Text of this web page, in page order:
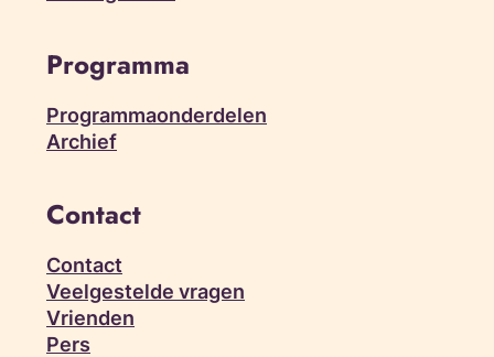
Programma
Programmaonderdelen
Archief
Contact
Contact
Veelgestelde vragen
Vrienden
Pers